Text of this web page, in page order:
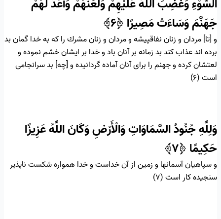
السَّوْءِ وَغَضِبَ اللَّهُ عَلَيْهِمْ وَلَعَنَهُمْ وَأَعَدَّ لَهُمْ
جَهَنَّمَ وَسَاءَتْ مَصِيرًا ﴿۶﴾
و [تا] مردان و زنان نفاق‏پيشه و مردان و زنان مشرك را كه به خدا گمان بد
برده‏ اند عذاب كند بد زمانه بر آنان باد و خدا بر ايشان خشم نموده و
لعتشان كرده و جهنم را براى آنان آماده گردانيده و [چه] بد سرانجامى
است (۶)
وَلِلَّهِ جُنُودُ السَّمَاوَاتِ وَالْأَرْضِ وَكَانَ اللَّهُ عَزِيزًا
حَكِيمًا ﴿۷﴾
و سپاهيان آسمانها و زمين از آن خداست و خدا همواره شكست‏ ناپذير
سنجيده‏ كار است (۷)